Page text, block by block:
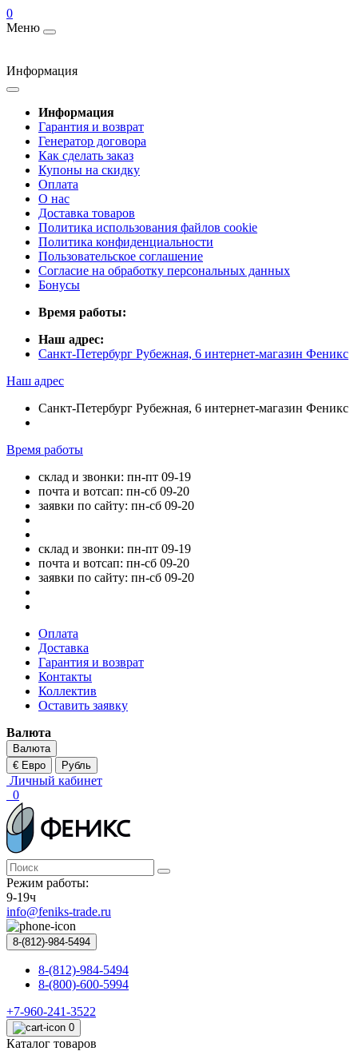
0
Меню
Информация
Информация
Гарантия и возврат
Генератор договора
Как сделать заказ
Купоны на скидку
Оплата
О нас
Доставка товаров
Политика использования файлов cookie
Политика конфиденциальности
Пользовательское соглашение
Согласие на обработку персональных данных
Бонусы
Время работы:
Наш адрес:
Санкт-Петербург Рубежная, 6 интернет-магазин Феникс
Наш адрес
Санкт-Петербург Рубежная, 6 интернет-магазин Феникс
Время работы
склад и звонки: пн-пт 09-19
почта и вотсап: пн-сб 09-20
заявки по сайту: пн-сб 09-20
склад и звонки: пн-пт 09-19
почта и вотсап: пн-сб 09-20
заявки по сайту: пн-сб 09-20
Оплата
Доставка
Гарантия и возврат
Контакты
Коллектив
Оставить заявку
Валюта
Валюта
€ Евро
Рубль
Личный кабинет
0
Режим работы:
9-19ч
info@feniks-trade.ru
8-(812)-984-5494
8-(812)-984-5494
8-(800)-600-5994
+7-960-241-3522
0
Каталог товаров